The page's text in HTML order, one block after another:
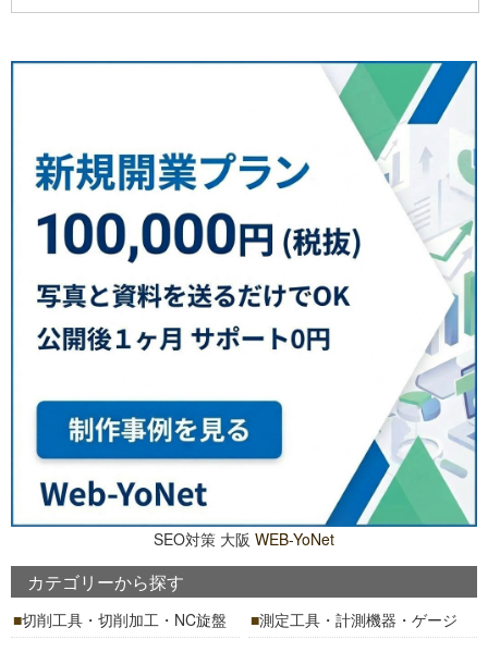
SEO対策 大阪 WEB-YoNet
カテゴリーから探す
切削工具・切削加工・NC旋盤 測定工具・計測機器・ゲージ